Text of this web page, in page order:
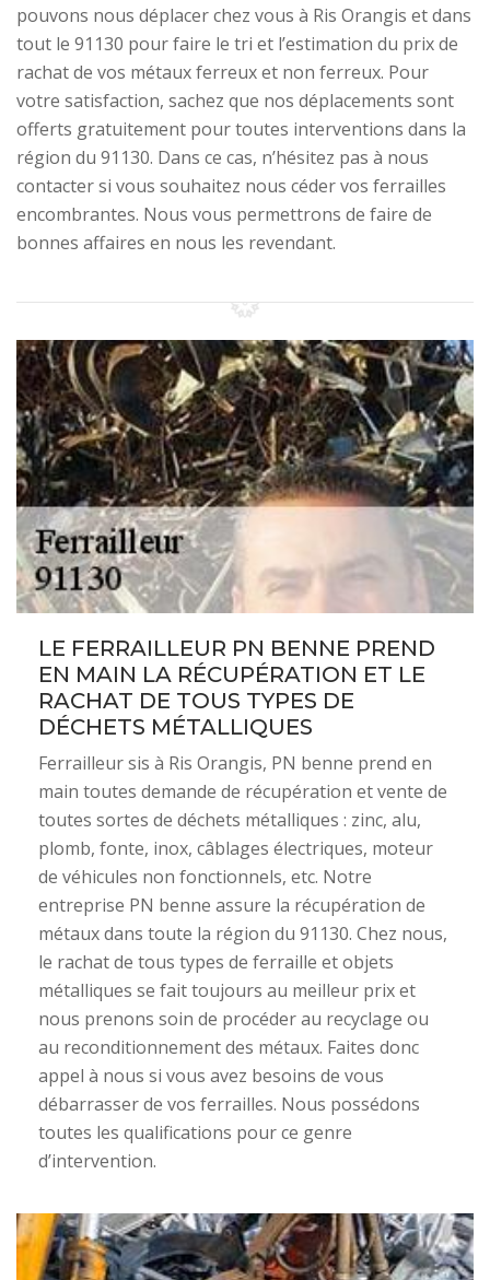
pouvons nous déplacer chez vous à Ris Orangis et dans
tout le 91130 pour faire le tri et l’estimation du prix de
rachat de vos métaux ferreux et non ferreux. Pour
votre satisfaction, sachez que nos déplacements sont
offerts gratuitement pour toutes interventions dans la
région du 91130. Dans ce cas, n’hésitez pas à nous
contacter si vous souhaitez nous céder vos ferrailles
encombrantes. Nous vous permettrons de faire de
bonnes affaires en nous les revendant.
LE FERRAILLEUR PN BENNE PREND
EN MAIN LA RÉCUPÉRATION ET LE
RACHAT DE TOUS TYPES DE
DÉCHETS MÉTALLIQUES
Ferrailleur sis à Ris Orangis, PN benne prend en
main toutes demande de récupération et vente de
toutes sortes de déchets métalliques : zinc, alu,
plomb, fonte, inox, câblages électriques, moteur
de véhicules non fonctionnels, etc. Notre
entreprise PN benne assure la récupération de
métaux dans toute la région du 91130. Chez nous,
le rachat de tous types de ferraille et objets
métalliques se fait toujours au meilleur prix et
nous prenons soin de procéder au recyclage ou
au reconditionnement des métaux. Faites donc
appel à nous si vous avez besoins de vous
débarrasser de vos ferrailles. Nous possédons
toutes les qualifications pour ce genre
d’intervention.